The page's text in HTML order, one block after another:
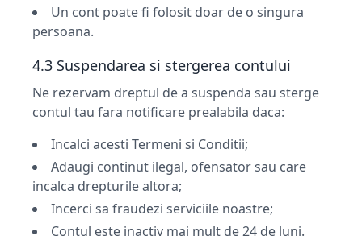
Un cont poate fi folosit doar de o singura
persoana.
4.3 Suspendarea si stergerea contului
Ne rezervam dreptul de a suspenda sau sterge
contul tau fara notificare prealabila daca:
Incalci acesti Termeni si Conditii;
Adaugi continut ilegal, ofensator sau care
incalca drepturile altora;
Incerci sa fraudezi serviciile noastre;
Contul este inactiv mai mult de 24 de luni.